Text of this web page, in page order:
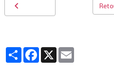
PartagerFacebook
X